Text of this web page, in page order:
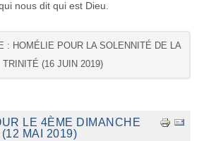
nous dit qui est Dieu.
: HOMÉLIE POUR LA SOLENNITÉ DE LA
TRINITÉ (16 JUIN 2019)
LE 4ÈME DIMANCHE
MAI 2019)